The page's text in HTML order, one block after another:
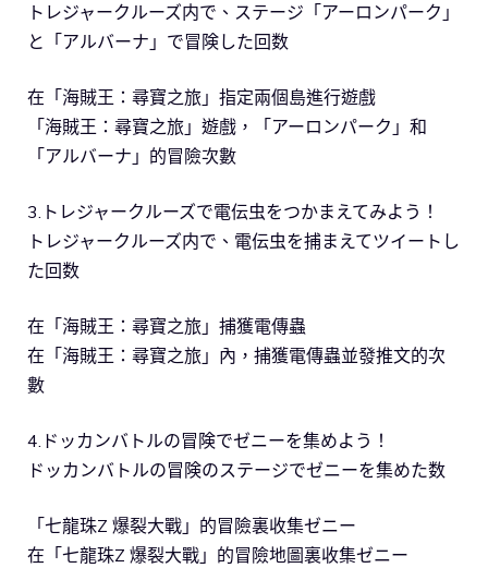
トレジャークルーズ内で、ステージ「アーロンパーク」
と「アルバーナ」で冒険した回数
在「海賊王：尋寶之旅」指定兩個島進行遊戲
「海賊王：尋寶之旅」遊戲，「アーロンパーク」和
「アルバーナ」的冒險次數
3.トレジャークルーズで電伝虫をつかまえてみよう！
トレジャークルーズ内で、電伝虫を捕まえてツイートし
た回数
在「海賊王：尋寶之旅」捕獲電傳蟲
在「海賊王：尋寶之旅」內，捕獲電傳蟲並發推文的次
數
4.ドッカンバトルの冒険でゼニーを集めよう！
ドッカンバトルの冒険のステージでゼニーを集めた数
「七龍珠Z 爆裂大戰」的冒險裏收集ゼニー
在「七龍珠Z 爆裂大戰」的冒險地圖裏收集ゼニー